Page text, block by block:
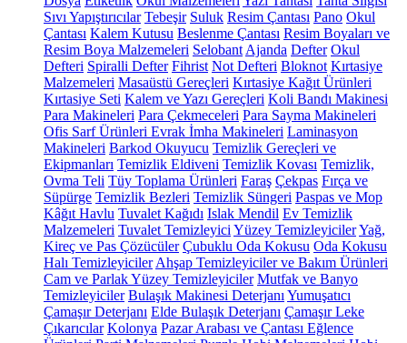
Sıvı Yapıştırıcılar Tebeşir Suluk Resim Çantası Pano Okul
Çantası Kalem Kutusu Beslenme Çantası Resim Boyaları ve
Resim Boya Malzemeleri Selobant Ajanda Defter Okul
Defteri Spiralli Defter Fihrist Not Defteri Bloknot Kırtasiye
Malzemeleri Masaüstü Gereçleri Kırtasiye Kağıt Ürünleri
Kırtasiye Seti Kalem ve Yazı Gereçleri Koli Bandı Makinesi
Para Makineleri Para Çekmeceleri Para Sayma Makineleri
Ofis Sarf Ürünleri Evrak İmha Makineleri Laminasyon
Makineleri Barkod Okuyucu Temizlik Gereçleri ve
Ekipmanları Temizlik Eldiveni Temizlik Kovası Temizlik,
Ovma Teli Tüy Toplama Ürünleri Faraş Çekpas Fırça ve
Süpürge Temizlik Bezleri Temizlik Süngeri Paspas ve Mop
Kâğıt Havlu Tuvalet Kağıdı Islak Mendil Ev Temizlik
Malzemeleri Tuvalet Temizleyici Yüzey TemizleyicilerYağ,
Kireç ve Pas Çözücüler Çubuklu Oda Kokusu Oda Kokusu
Halı Temizleyiciler Ahşap Temizleyiciler ve Bakım Ürünleri
Cam ve Parlak Yüzey Temizleyiciler Mutfak ve Banyo
Temizleyiciler Bulaşık Makinesi Deterjanı Yumuşatıcı
Çamaşır Deterjanı Elde Bulaşık Deterjanı Çamaşır Leke
Çıkarıcılar Kolonya Pazar Arabası ve Çantası Eğlence